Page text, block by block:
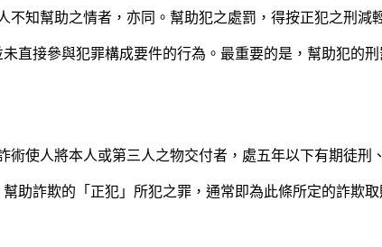
知幫助之情者，亦同。幫助犯之處罰，得按正犯之刑減
直接參與犯罪構成要件的行為。最重要的是，幫助犯的
術使人將本人或第三人之物交付者，處五年以下有期徒刑
助詐欺的「正犯」所犯之罪，通常即為此條所定的詐欺取